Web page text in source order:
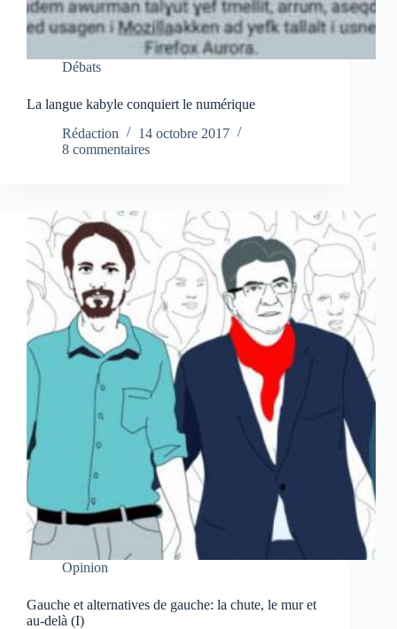
Débats
La langue kabyle conquiert le numérique
Rédaction
14 octobre 2017
8 commentaires
Opinion
Gauche et alternatives de gauche: la chute, le mur et
au-delà (I)